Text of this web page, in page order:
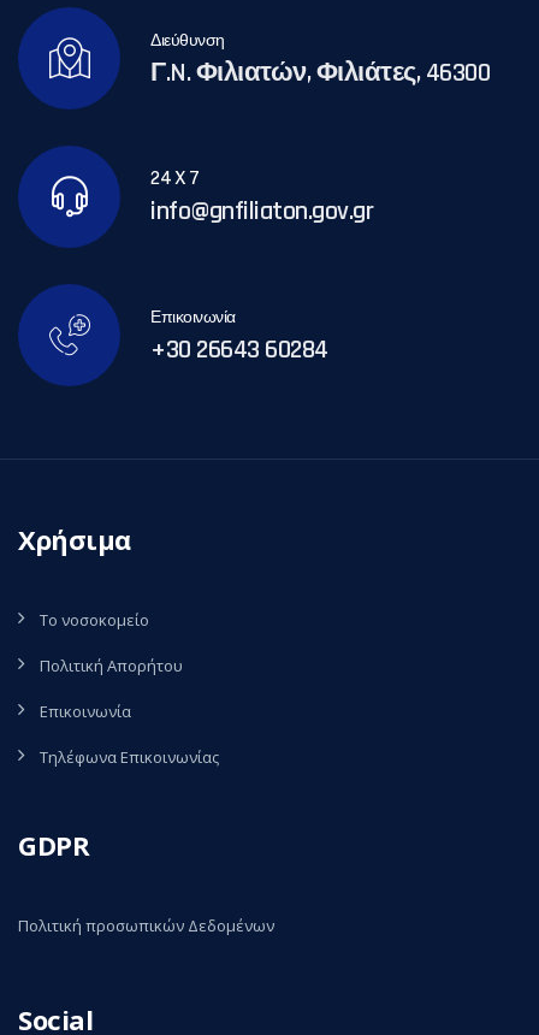
Διεύθυνση
Γ.N. Φιλιατών, Φιλιάτες, 46300
24 X 7
info@gnfiliaton.gov.gr
Επικοινωνία
+30 26643 60284
Χρήσιμα
Το νοσοκομείο
Πολιτική Απορήτου
Επικοινωνία
Τηλέφωνα Επικοινωνίας
GDPR
Πολιτική προσωπικών Δεδομένων
Social